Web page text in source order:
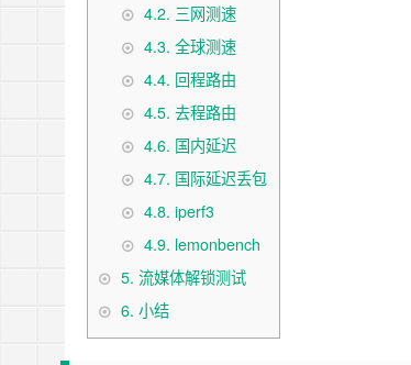
4.2. 三网测速
4.3. 全球测速
4.4. 回程路由
4.5. 去程路由
4.6. 国内延迟
4.7. 国际延迟丢包
4.8. iperf3
4.9. lemonbench
5. 流媒体解锁测试
6. 小结